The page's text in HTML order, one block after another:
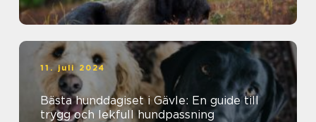
11. juli 2024
Bästa hunddagiset i Gävle: En guide till
trygg och lekfull hundpassning